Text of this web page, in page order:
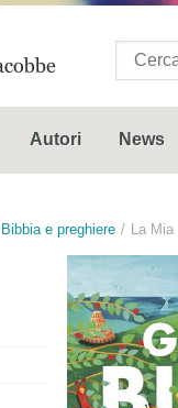
Autori News
Bibbia e preghiere La